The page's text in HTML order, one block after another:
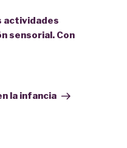
actividades
sensorial. Con
la infancia